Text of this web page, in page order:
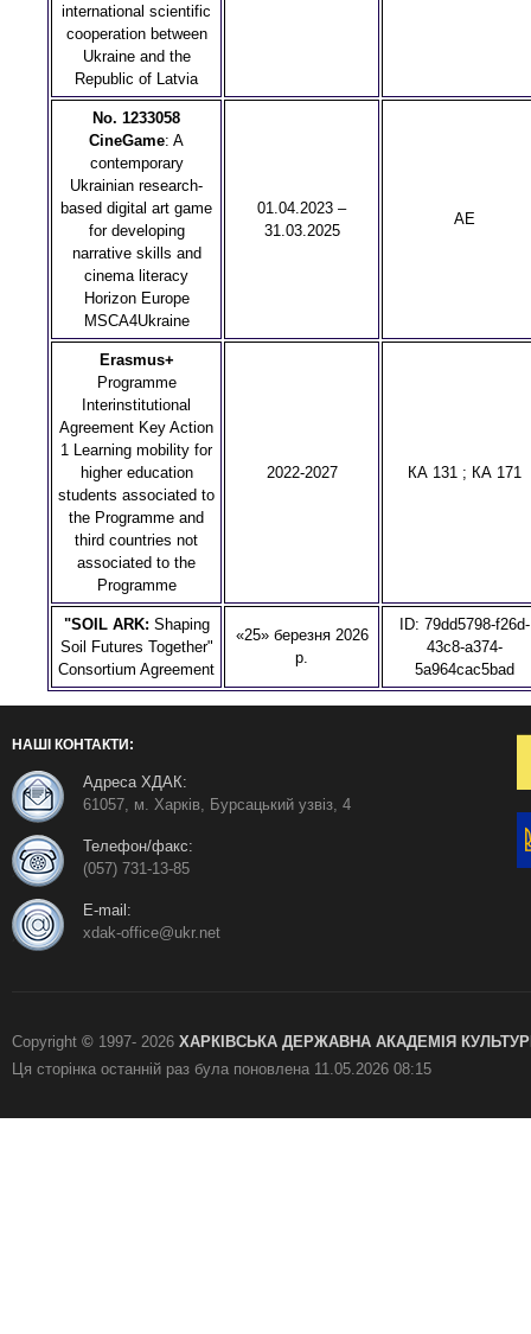
international scientific
cooperation between
Ukraine and the
Republic of Latvia
No. 1233058
CineGame: A
contemporary
Ukrainian research-
based digital art game
for developing
narrative skills and
cinema literacy
Horizon Europe
MSCA4Ukraine
01.04.2023 –
31.03.2025
AE
Erasmus+
Programme
Interinstitutional
Agreement Key Action
1 Learning mobility for
higher education
students associated to
the Programme and
third countries not
associated to the
Programme
2022-2027 КА 131 ; КА 171
"SOIL ARK: Shaping
Soil Futures Together"
Consortium Agreement
«25» березня 2026
р.
ID: 79dd5798-f26d-
43c8-a374-
5a964cac5bad
НАШІ КОНТАКТИ:
Адреса ХДАК:
61057, м. Харків, Бурсацький узвіз, 4
Телефон/факс:
(057) 731-13-85
E-mail:
xdak-office@ukr.net
Copyright © 1997- 2026 ХАРКІВСЬКА ДЕРЖАВНА АКАДЕМІЯ
Ця сторінка останній раз була поновлена 11.05.2026 08:15